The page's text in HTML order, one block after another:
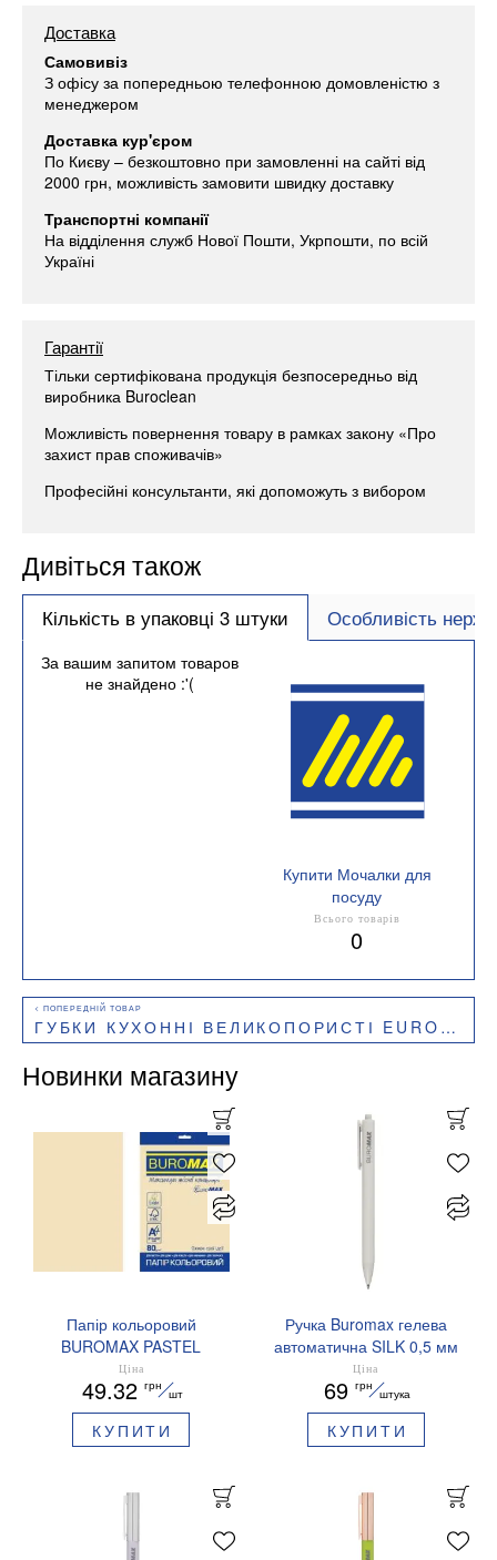
Доставка
Самовивіз
З офісу за попередньою телефонною домовленістю з
менеджером
Доставка кур'єром
По Києву – безкоштовно при замовленні на сайті від
2000 грн, можливість замовити швидку доставку
Транспортні компанії
На відділення служб Нової Пошти, Укрпошти, по всій
Україні
Гарантії
Тільки сертифікована продукція безпосередньо від
виробника Buroclean
Можливість повернення товару в рамках закону «Про
захист прав споживачів»
Професійні консультанти, які допоможуть з вибором
Дивіться також
Кількість в упаковці 3 штуки Особливість
За вашим запитом товаров
не знайдено :'(
Купити Мочалки для
посуду
Кількість в упаковці 3
штуки
Всього товарів
0
ГУБКИ КУХОННІ ВЕЛИКОПОРИСТІ EUROSTANDART, 5 ШТ, 100Х70 ММ, BUROCLEAN, 10200220
Новинки магазину
Папір кольоровий
BUROMAX PASTEL
EUROMAX 20 арк А4 80 г/
мс BM.2721220E-08
Ціна
49.32 грн
шт
КУПИТИ
Ручка Buromax гелева
автоматична SILK 0,5 мм
сині чорнила BM.83100
Ціна
69 грн
штука
КУПИТИ